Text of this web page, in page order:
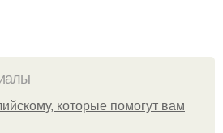
которые помогут вам